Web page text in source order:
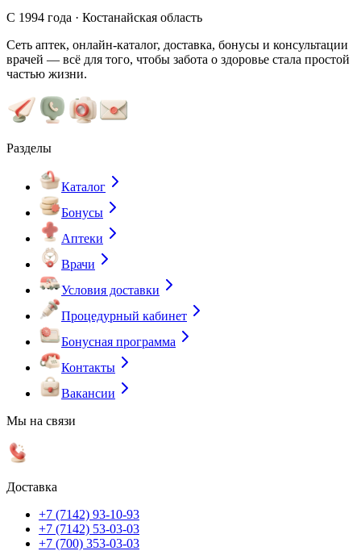
С 1994 года · Костанайская область
Сеть аптек, онлайн-каталог, доставка, бонусы и консультации
врачей — всё для того, чтобы забота о здоровье стала простой
частью жизни.
Разделы
Каталог
Бонусы
Аптеки
Врачи
Условия доставки
Процедурный кабинет
Бонусная программа
Контакты
Вакансии
Мы на связи
Доставка
+7 (7142) 93-10-93
+7 (7142) 53-03-03
+7 (700) 353-03-03